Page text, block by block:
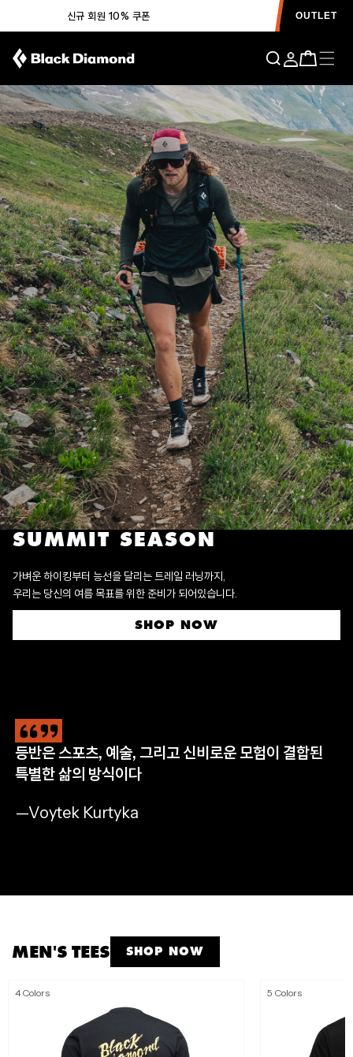
신규 회원 10% 쿠폰 OUTLET
SUMMIT SEASON
가벼운 하이킹부터 능선을 달리는 트레일 러닝까지,
우리는 당신의 여름 목표를 위한 준비가 되어있습니다.
SHOP NOW
등반은 스포츠, 예술, 그리고 신비로운 모험이 결합된
특별한 삶의 방식이다
—Voytek Kurtyka
CLIMB
완등을 위한 필수 장비
SHOP NOW
HIKE
자연으로 나아갈 완벽한 준비
SHOP NOW
RUN
멈추지 않는 산악 트레일 러닝
SHOP NOW
APPAREL
모든 아웃도어 모험을 위해
SHOP MEN'S
MEN'S TEES SHOP NOW
4 Colors 5 Colors